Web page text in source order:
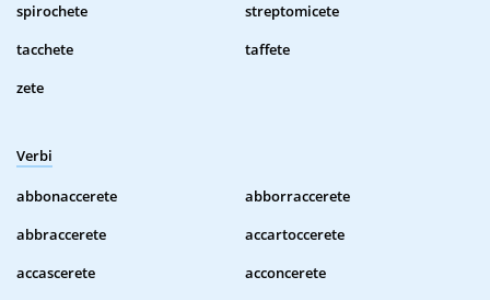
spirochete
streptomicete
tacchete
taffete
zete
Verbi
abbonaccerete
abborraccerete
abbraccerete
accartoccerete
accascerete
acconcerete